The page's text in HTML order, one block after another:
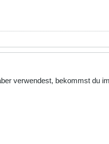
verwendest, bekommst du